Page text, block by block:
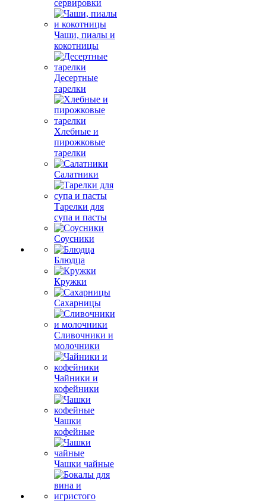
сервировки
Чаши, пиалы и
кокотницы
Десертные
тарелки
Хлебные и
пирожковые
тарелки
Салатники
Тарелки для
супа и пасты
Соусники
Блюдца
Кружки
Сахарницы
Сливочники и
молочники
Чайники и
кофейники
Чашки
кофейные
Чашки чайные